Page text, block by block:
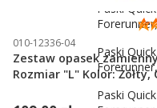
Paski
Paski
Paski
010-12336-04
Zestaw opasek
Rozmiar "L"